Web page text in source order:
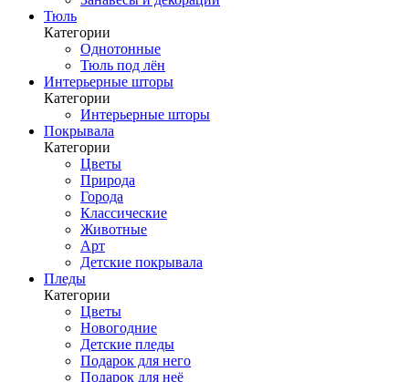
Тюль
Категории
Однотонные
Тюль под лён
Интерьерные шторы
Категории
Интерьерные шторы
Покрывала
Категории
Цветы
Природа
Города
Классические
Животные
Арт
Детские покрывала
Пледы
Категории
Цветы
Новогодние
Детские пледы
Подарок для него
Подарок для неё